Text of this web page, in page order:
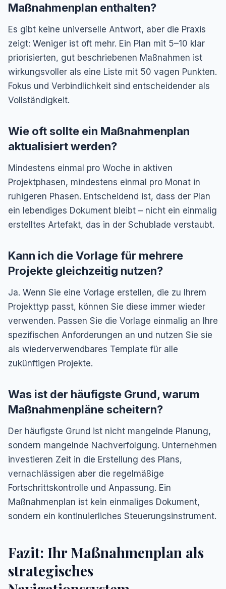
Maßnahmenplan enthalten?
Es gibt keine universelle Antwort, aber die Praxis
zeigt: Weniger ist oft mehr. Ein Plan mit 5–10 klar
priorisierten, gut beschriebenen Maßnahmen ist
wirkungsvoller als eine Liste mit 50 vagen Punkten.
Fokus und Verbindlichkeit sind entscheidender als
Vollständigkeit.
Wie oft sollte ein Maßnahmenplan
aktualisiert werden?
Mindestens einmal pro Woche in aktiven
Projektphasen, mindestens einmal pro Monat in
ruhigeren Phasen. Entscheidend ist, dass der Plan
ein lebendiges Dokument bleibt – nicht ein einmalig
erstelltes Artefakt, das in der Schublade verstaubt.
Kann ich die Vorlage für mehrere
Projekte gleichzeitig nutzen?
Ja. Wenn Sie eine Vorlage erstellen, die zu Ihrem
Projekttyp passt, können Sie diese immer wieder
verwenden. Passen Sie die Vorlage einmalig an Ihre
spezifischen Anforderungen an und nutzen Sie sie
als wiederverwendbares Template für alle
zukünftigen Projekte.
Was ist der häufigste Grund, warum
Maßnahmenpläne scheitern?
Der häufigste Grund ist nicht mangelnde Planung,
sondern mangelnde Nachverfolgung. Unternehmen
investieren Zeit in die Erstellung des Plans,
vernachlässigen aber die regelmäßige
Fortschrittskontrolle und Anpassung. Ein
Maßnahmenplan ist kein einmaliges Dokument,
sondern ein kontinuierliches Steuerungsinstrument.
Fazit: Ihr Maßnahmenplan als
strategisches